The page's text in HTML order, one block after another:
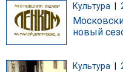
Культура
новый
Культура